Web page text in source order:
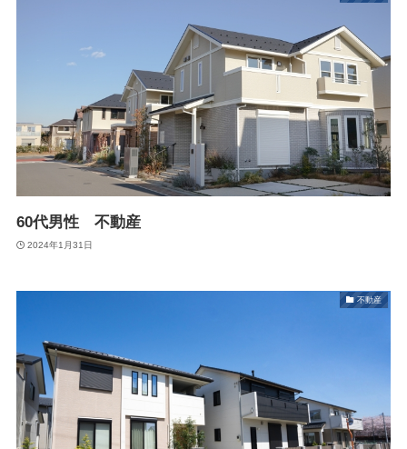
60代男性 不動産
2024年1月31日
不動産